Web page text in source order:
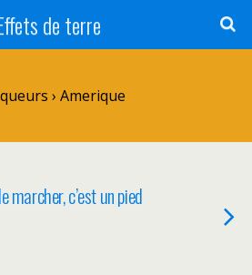
de terre
› Amerique
marcher, c’est un pied